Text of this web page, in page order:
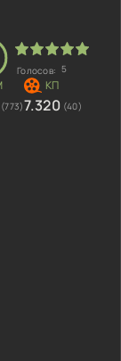
Голосов: 5
(773)7.320 (40)